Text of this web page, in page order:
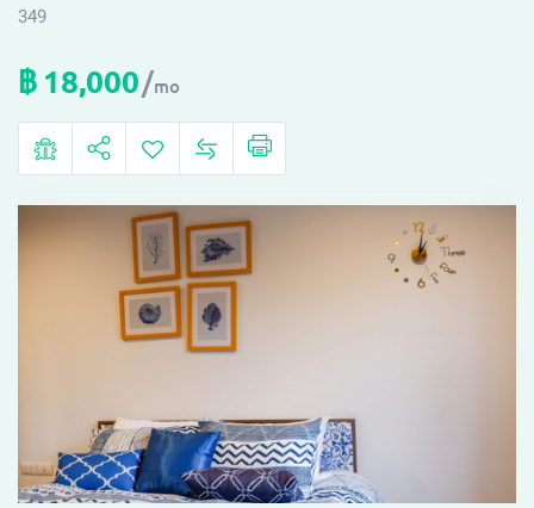
349
฿ 18,000 mo